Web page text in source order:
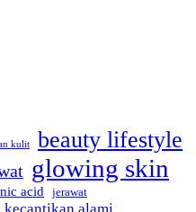
kulit beauty lifestyle
glowing skin
acid jerawat